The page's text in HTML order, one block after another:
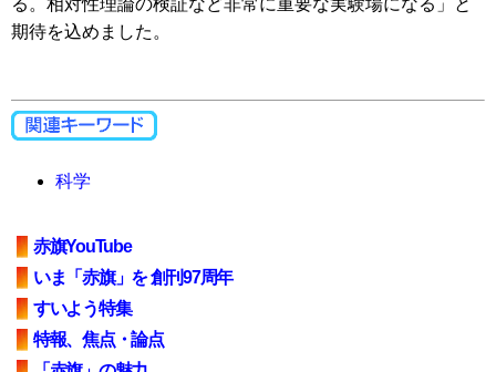
る。相対性理論の検証など非常に重要な実験場になる」と
期待を込めました。
科学
赤旗YouTube
いま「赤旗」を 創刊97周年
すいよう特集
特報、焦点・論点